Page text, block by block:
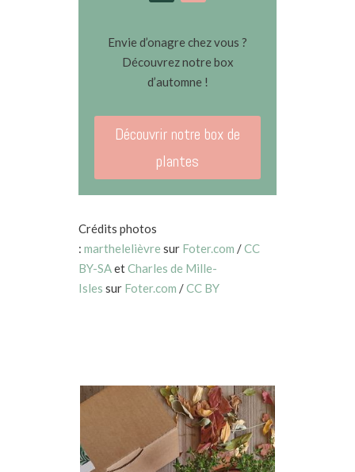
Envie d’onagre chez vous ?
Découvrez notre box
d’automne !
Découvrir notre box de
plantes
Crédits photos
: marthelelièvre sur Foter.com /CC
BY-SAetCharles de Mille-
Isles sur Foter.com /CC BY